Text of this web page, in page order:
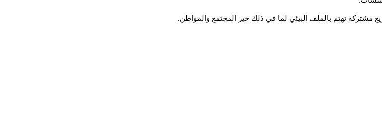
مشتركة تهتم بالملف البيئي لما في ذلك خير المجتمع والمواطن.